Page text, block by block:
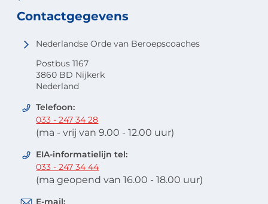
Contactgegevens
Nederlandse Orde van Beroepscoaches
Postbus 1167
3860 BD Nijkerk
Nederland
Telefoon:
033 - 247 34 28
(ma - vrij van 9.00 - 12.00 uur)
EIA-informatielijn tel:
033 - 247 34 44
(ma geopend van 16.00 - 18.00 uur)